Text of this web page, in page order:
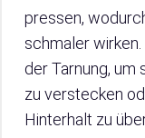
pressen,
schmaler
der Tarnung,
zu verstecken
Hinterhalt zu